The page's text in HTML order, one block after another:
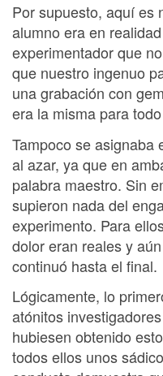
Por supuesto, aquí es
alumno era en
experimentador que
que nuestro ingenuo
una grabación con
era la misma para
Tampoco se asignaba
al azar, ya que en
palabra maestro. Sin
supieron nada del
experimento. Para
dolor eran reales y
continuó hasta el final.
Lógicamente, lo
atónitos
hubiesen obtenido
todos ellos unos